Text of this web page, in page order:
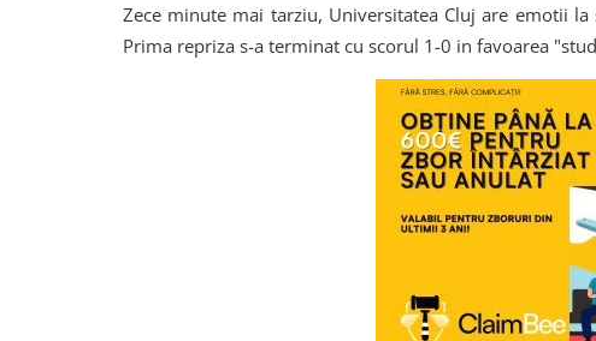
Zece minute mai tarziu, Universitatea Cluj are emotii
Prima repriza s-a terminat cu scorul 1-0 in favoarea